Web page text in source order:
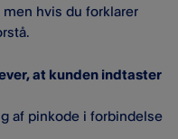
hvis du forklarer
at kunden indtaster
af pinkode i forbindelse